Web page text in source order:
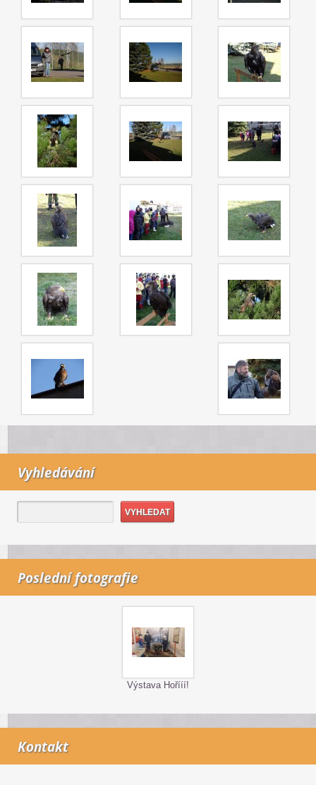
Vyhledávání
Poslední fotografie
Výstava Hořííí!
Kontakt